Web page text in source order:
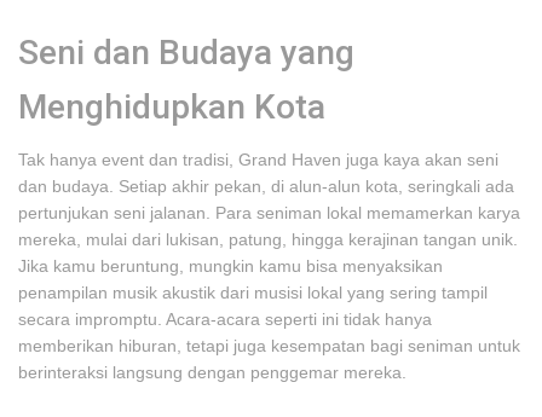
Seni dan Budaya yang
Menghidupkan Kota
Tak hanya event dan tradisi, Grand Haven juga kaya akan seni
dan budaya. Setiap akhir pekan, di alun-alun kota, seringkali ada
pertunjukan seni jalanan. Para seniman lokal memamerkan karya
mereka, mulai dari lukisan, patung, hingga kerajinan tangan unik.
Jika kamu beruntung, mungkin kamu bisa menyaksikan
penampilan musik akustik dari musisi lokal yang sering tampil
secara impromptu. Acara-acara seperti ini tidak hanya
memberikan hiburan, tetapi juga kesempatan bagi seniman untuk
berinteraksi langsung dengan penggemar mereka.